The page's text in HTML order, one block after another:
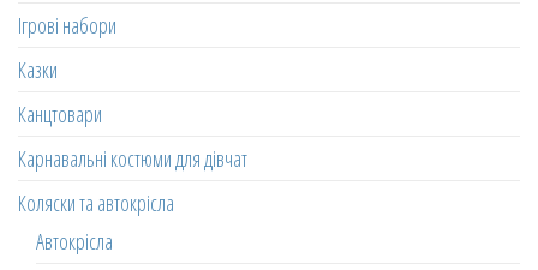
Ігрові набори
Казки
Канцтовари
Карнавальні костюми для дівчат
Коляски та автокрісла
Автокрісла